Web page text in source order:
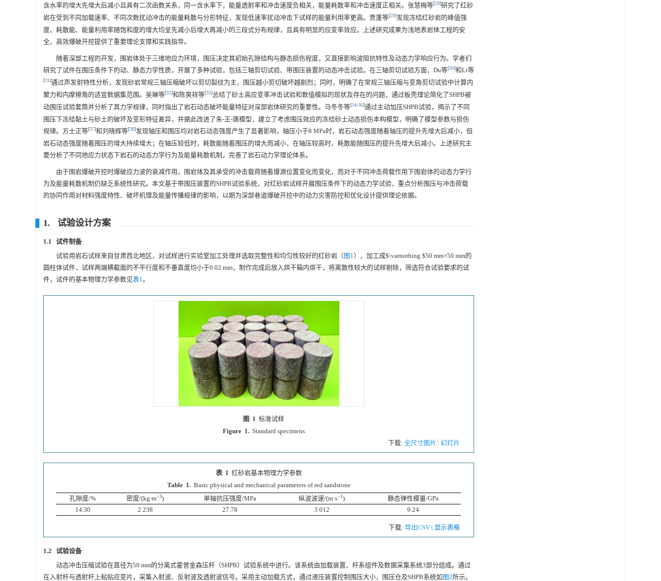
含水率的增大先增大后减小且具有二次函数关系，同一含水率下，能量透射率和冲击速度负相关，能量耗散率和冲击速度正相关。张慧梅等[28]研究了红砂
岩在受到不同加载速率、不同次数扰动冲击的能量耗散与分形特征，发现低速率扰动冲击下试样的能量利用率更高。贾蓬等[29]发现冻结红砂岩的峰值强
度、耗散能、能量利用率随饱和度的增大均呈先减小后增大再减小的三段式分布规律，且具有明显的应变率效应。上述研究成果为浅地表岩体工程的安
全、高效爆破开挖提供了重要理论支撑和实践指导。
随着深部工程的开发，围岩体处于三维地应力环境，围压决定其初始孔隙结构与静态损伤程度，又直接影响波阻抗特性及动态力学响应行为。学者们
研究了试件在围压条件下的动、静态力学性质，开展了多种试验，包括三轴剪切试验、带围压装置的动态冲击试验。在三轴剪切试验方面，Du等[30]和Li等
[31]通过声发射特性分析，发现砂岩常规三轴压缩破坏以剪切裂纹为主，围压越小剪切破坏越剧烈；同时，明确了在常规三轴压缩与变角剪切试验中计算内
聚力和内摩擦角的适宜数据集范围。吴琳等[32]和陈昊祥等[33]总结了砂土高应变率冲击试验和数值模拟的现状及存在的问题，通过板壳理论简化了SHPB被
动围压试验套筒并分析了其力学规律，同时指出了岩石动态破坏能量特征对深部岩体研究的重要性。马冬冬等[34-36]通过主动加压SHPB试验，揭示了不同
围压下冻结黏土与砂土的破坏及变形特征差异，并据此改进了朱-王-唐模型，建立了考虑围压效应的冻结砂土动态损伤本构模型，明确了模型参数与损伤
规律。方士正等[37]和刘晓辉等[38]发现轴压和围压均对岩石动态强度产生了显著影响，轴压小于8 MPa时，岩石动态强度随着轴压的提升先增大后减小，但
岩石动态强度随着围压的增大持续增大；在轴压较低时，耗散能随着围压的增大而减小，在轴压较高时，耗散能随围压的提升先增大后减小。上述研究主
要分析了不同地应力状态下岩石的动态力学行为及能量耗散机制，完善了岩石动力学理论体系。
由于围岩爆破开挖时爆破应力波的衰减作用，围岩体及其承受的冲击载荷随着爆源位置变化而变化，而对于不同冲击荷载作用下围岩体的动态力学行
为及能量耗散机制仍缺乏系统性研究。本文基于带围压装置的SHPB试验系统，对红砂岩试样开展围压条件下的动态力学试验，重点分析围压与冲击荷载
的协同作用对材料强度特性、破坏机理及能量传播规律的影响，以期为深部巷道爆破开挖中的动力灾害防控和优化设计提供理论依据。
1. 试验设计方案
1.1 试件制备
试验用岩石试样来自甘肃西北地区，对试样进行实验室加工处理并选取完整性和均匀性较好的红砂岩（ 图1），加工成$\varnothing $50 mm×50 mm的
圆柱体试件，试样两端横截面的不平行度和不垂直度均小于0.02 mm，制作完成后放入烘干箱内烘干，将离散性较大的试样剔除，筛选符合试验要求的试
件，试件的基本物理力学参数见表1。
图 1 标准试样
Figure 1. Standard specimens
下载: 全尺寸图片 幻灯片
表 1 红砂岩基本物理力学参数
Table 1. Basic physical and mechanical parameters of red sandstone
孔隙度/%
密度/(kg∙m−3) 单轴抗压强度/MPa 纵波波速/(m·s−1)
静态弹性模量/GPa
14.30
2 238 27.78 3 012 9.24
下载: 导出CSV | 显示表格
1.2 试验设备
动态冲击压缩试验在直径为50 mm的分离式霍普金森压杆（SHPB）试验系统中进行。该系统由加载装置、杆系组件及数据采集系统3部分组成。通过
在入射杆与透射杆上粘贴应变片，采集入射波、反射波及透射波信号。采用主动加载方式，通过液压装置控制围压大小，围压仓及SHPB系统如图2所示。